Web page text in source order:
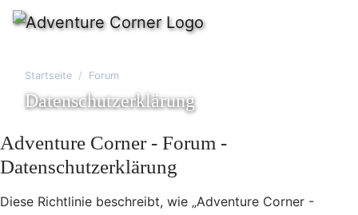
Startseite Forum
Datenschutzerklärung
Adventure Corner - Forum -
Datenschutzerklärung
Diese Richtlinie beschreibt, wie „Adventure Corner -